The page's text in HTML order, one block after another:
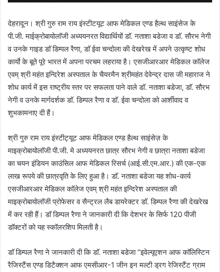
देहरादून। श्री गुरु राम राय इंस्टीटयूट आफ मेडिकल एण्ड हैल्थ साइंसेज के
पी.जी. माईक्रोबायोलाॅजी अध्ययनरत विद्यार्थियों डाॅ. नताशा बडेजा व डाॅ. सौरभ नेगी
व उनके गाइड डाॅ डिम्पल रैणा, डाॅ ईवा चन्दोला की देखरेख में अपने उत्कृष्ट शोध
कार्याे के बूते पूरे भारत में अपना परचम लहराया है। एसजीआरआर मेडिकल काॅलेज
एवम् श्री महंत इन्दिरेश अस्पताल के चैयरमैन श्रीमहंत देवेन्द्र दास जी महाराज ने
शोध कार्य में इस राष्ट्रीय स्तर पर सफलता पाने वाले डाॅ. नताशा बडेजा, डाॅ. सौरभ
नेगी व उनके मार्गदर्शक डाॅ. डिम्पल रैणा व डाॅ. ईवा चन्दोला को आर्शीवाद व
शुभकामनाए दी हैं।
श्री गुरु राम राय इंस्टीट्यूट आफ मेडिकल एण्ड हैल्थ साइंसेज़ के
माइक्रोबायोलाॅजी पी.जी. मे अध्ययनरत छात्र सौरभ नेगी व छात्रा नताशा बडेजा
का चयन इंडियन काउंसिल आफ मेडिकल रिसर्च (आई.सी.एम.आर.) की एक-एक
लाख रूपये की छात्रवृति के लिए हुआ है। डाॅ. नताशा बडेजा यह शोध-कार्य
एसजीआरआर मेडिकल काॅलेज एवम् श्री महंत इन्दिरेश अस्पताल की
माइक्रोबायोलाॅजी प्रोफेसर व सैन्ट्रल लैब डायरेक्टर डाॅ. डिम्पल रैणा की देखरेख
में कर रही हैं। डाॅ डिम्पल रैणा ने जानकारी दी कि देशभर के सिर्फ 120 पीजी
डाॅक्टरों को यह स्काॅलरशिप मिलती है।
डाॅ डिम्पल रैणा ने जानकारी दी कि डाॅ. नताशा बडेजा “इवेल्यूएशन आफ काॅलिस्टिन
रैजिस्टैंस एण्ड डिटैक्शन आफ एमसीआर-1 जीन इन मल्टी ड्रग रेजिस्टैंट ग्राम